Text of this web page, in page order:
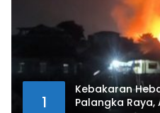
1
Kebakaran
Palangka